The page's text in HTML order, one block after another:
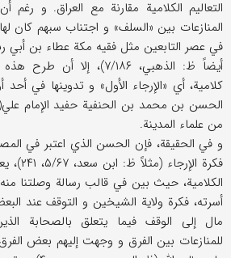
التعاليم الكلامية مقارنة مع العراق. و
المنازعات بين «السلف» و اجتناب سبهم كان
أيضاً ظ: الذهبي، ۷/۱۸۶)،
كلامية، أي «الإرجاء الأول» و تدوينها في أحد
الحسن بن محمد بن الحنفية حفيد الإمام
من علماء المدينة.
و في الحقيقة، فإن الحسن الذي اعتبر في
فكرة
الكلامية، حيث بين في قالب رسالة وصلتنا
أسرته، فكرة ولاية الشيخين و التوقف عند
مال إلى الوقف فيما يتعلق بالصحابة
للمنازعات بين الفرق و وجهت إليهم بعض